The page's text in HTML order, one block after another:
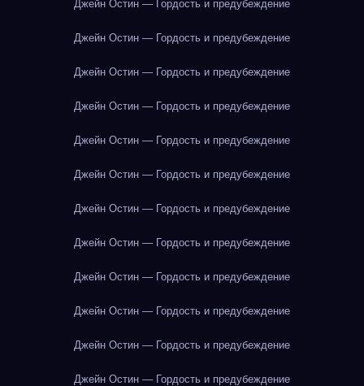
Джейн Остин — Гордость и предубеждение
Джейн Остин — Гордость и предубеждение
Джейн Остин — Гордость и предубеждение
Джейн Остин — Гордость и предубеждение
Джейн Остин — Гордость и предубеждение
Джейн Остин — Гордость и предубеждение
Джейн Остин — Гордость и предубеждение
Джейн Остин — Гордость и предубеждение
Джейн Остин — Гордость и предубеждение
Джейн Остин — Гордость и предубеждение
Джейн Остин — Гордость и предубеждение
Джейн Остин — Гордость и предубеждение